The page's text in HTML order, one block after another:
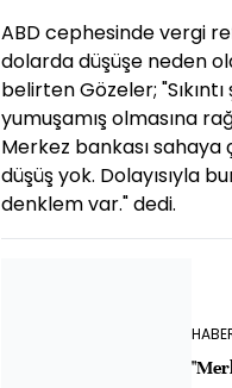
ABD cephesinde vergi
dolarda düşüşe neden
belirten Gözeler;
yumuşamış olmasına
Merkez bankası sahaya
düşüş yok. Dolayısıyla
denklem var." dedi.